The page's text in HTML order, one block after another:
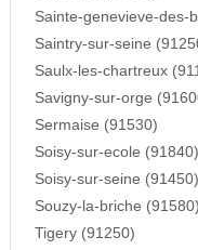
Sainte-genevieve-des-
Saintry-sur-seine
Saulx-les-chartreux
Savigny-sur-orge
Sermaise (91530)
Soisy-sur-ecole (91840)
Soisy-sur-seine (91450)
Souzy-la-briche (91580)
Tigery (91250)